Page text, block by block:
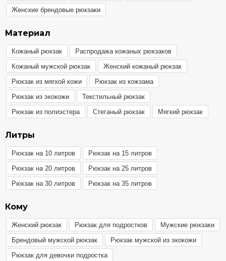
Женские брендовые рюкзаки
Материал
Кожаный рюкзак
Распродажа кожаных рюкзаков
Кожаный мужской рюкзак
Женский кожаный рюкзак
Рюкзак из мягкой кожи
Рюкзак из кожзама
Рюкзак из экокожи
Текстильный рюкзак
Рюкзак из полиэстера
Стеганый рюкзак Мягкий рюкзак
Литры
Рюкзак на 10 литров
Рюкзак на 15 литров
Рюкзак на 20 литров
Рюкзак на 25 литров
Рюкзак на 30 литров
Рюкзак на 35 литров
Кому
Женский рюкзак Рюкзак для подростков
Мужские рюкзаки
Брендовый мужской рюкзак
Рюкзак мужской из экокожи
Рюкзак для девочки подростка